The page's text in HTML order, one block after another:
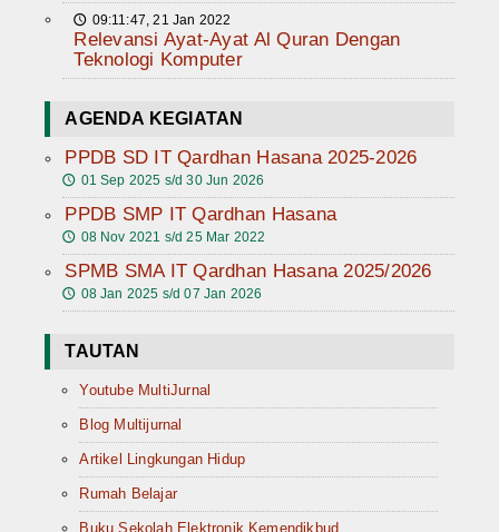
🕔 09:11:47, 21 Jan 2022
Relevansi Ayat-Ayat Al Quran Dengan
Teknologi Komputer
AGENDA KEGIATAN
PPDB SD IT Qardhan Hasana 2025-2026
🕔 01 Sep 2025 s/d 30 Jun 2026
PPDB SMP IT Qardhan Hasana
🕔 08 Nov 2021 s/d 25 Mar 2022
SPMB SMA IT Qardhan Hasana 2025/2026
🕔 08 Jan 2025 s/d 07 Jan 2026
TAUTAN
Youtube MultiJurnal
Blog Multijurnal
Artikel Lingkungan Hidup
Rumah Belajar
Buku Sekolah Elektronik Kemendikbud